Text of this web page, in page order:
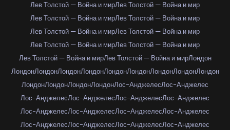
Лев Толстой — Война и мирЛев Толстой — Война и мир
Лев Толстой — Война и мирЛев Толстой — Война и мир
Лев Толстой — Война и мирЛев Толстой — Война и мир
Лев Толстой — Война и мирЛев Толстой — Война и мир
Лев Толстой — Война и мирЛев Толстой — Война и мирЛондон
ЛондонЛондонЛондонЛондонЛондонЛондонЛондонЛондонЛондон
ЛондонЛондонЛондонЛондонЛос-АнджелесЛос-Анджелес
Лос-АнджелесЛос-АнджелесЛос-АнджелесЛос-Анджелес
Лос-АнджелесЛос-АнджелесЛос-АнджелесЛос-Анджелес
Лос-АнджелесЛос-АнджелесЛос-АнджелесЛос-Анджелес